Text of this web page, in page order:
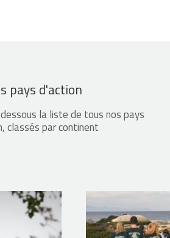
pays d'action
la liste de tous nos pays
classés par continent